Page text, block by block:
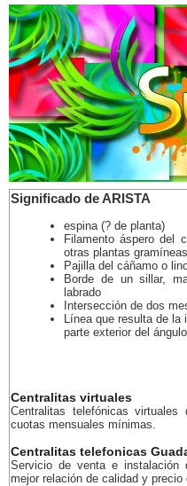
Significado de ARISTA
espina (? de planta)
Filamento áspero del
otras plantas gramíneas
Pajilla del cáñamo o
Borde de un sillar,
labrado
Intersección de dos
Línea que resulta de
parte exterior del
Centralitas virtuales
Centralitas telefónicas
cuotas mensuales mínimas.
Centralitas telefonicas
Servicio de venta e instalación
mejor relación de calidad y precio